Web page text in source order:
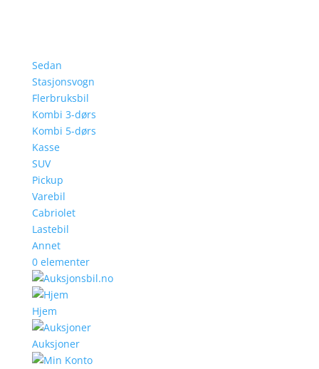
Sedan
Stasjonsvogn
Flerbruksbil
Kombi 3-dørs
Kombi 5-dørs
Kasse
SUV
Pickup
Varebil
Cabriolet
Lastebil
Annet
0 elementer
Hjem
Auksjoner